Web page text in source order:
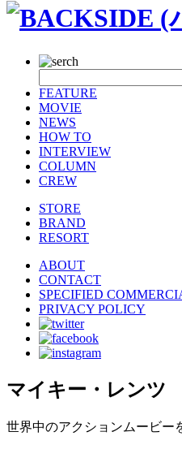
FEATURE
MOVIE
NEWS
HOW TO
INTERVIEW
COLUMN
CREW
STORE
BRAND
RESORT
ABOUT
CONTACT
SPECIFIED
PRIVACY POLICY
マイキー・レンツ
世界中のアクションムービー